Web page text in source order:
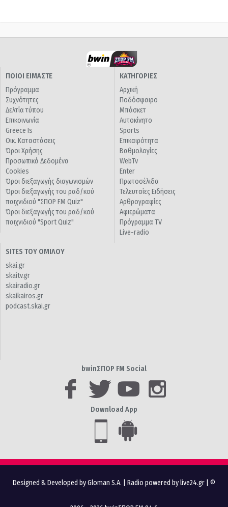
ΠΟΙΟΙ ΕΙΜΑΣΤΕ
Πρόγραμμα
Συχνότητες
Δελτία τύπου
Επικοινωνία
Greece Is
Οικ. Καταστάσεις
Όροι Χρήσης
Προσωπικά Δεδομένα
Cookies
Όροι διεξαγωγής διαγωνισμών
Όροι διεξαγωγής του ραδ/κού
παιχνιδιού "ΣΠΟΡ FM Quiz"
Όροι διεξαγωγής του ραδ/κού
παιχνιδιού "Sport Quiz"
ΚΑΤΗΓΟΡΙΕΣ
Αρχική
Ποδόσφαιρο
Μπάσκετ
Αυτοκίνητο
Sports
Επικαιρότητα
Βαθμολογίες
WebTv
Enter
Πρωτοσέλιδα
Τελευταίες Ειδήσεις
Αρθρογραφίες
Αφιερώματα
Πρόγραμμα TV
Live-radio
SITES ΤΟΥ ΟΜΙΛΟΥ
skai.gr
skaitv.gr
skairadio.gr
skaikairos.gr
podcast.skai.gr
bwinΣΠΟΡ FM Social
Download App
Designed & Developed by Gloman S.A. Radio powered by live24.gr | ©